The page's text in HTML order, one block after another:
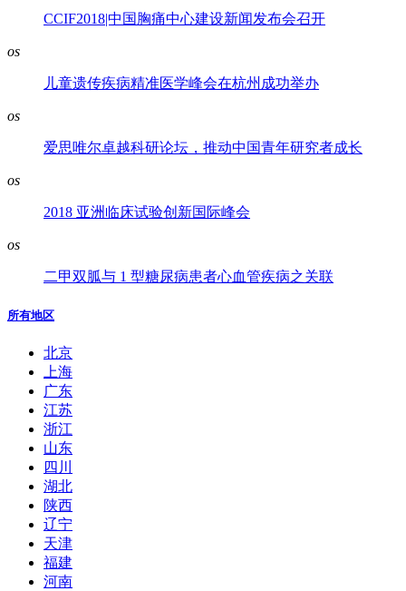
CCIF2018|中国胸痛中心建设新闻发布会召开
os
儿童遗传疾病精准医学峰会在杭州成功举办
os
爱思唯尔卓越科研论坛，推动中国青年研究者成长
os
2018 亚洲临床试验创新国际峰会
os
二甲双胍与 1 型糖尿病患者心血管疾病之关联
所有地区
北京
上海
广东
江苏
浙江
山东
四川
湖北
陕西
辽宁
天津
福建
河南